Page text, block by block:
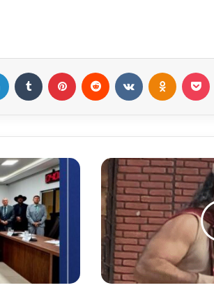
Linkedin Tumblr Pinterest Reddit